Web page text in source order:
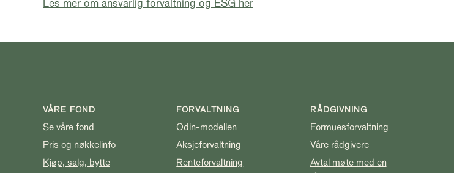
Les mer om ansvarlig forvaltning og ESG her
VÅRE FOND
Se våre fond
Pris og nøkkelinfo
Kjøp, salg, bytte
FORVALTNING
Odin-modellen
Aksjeforvaltning
Renteforvaltning
RÅDGIVNING
Formuesforvaltning
Våre rådgivere
Avtal møte med en